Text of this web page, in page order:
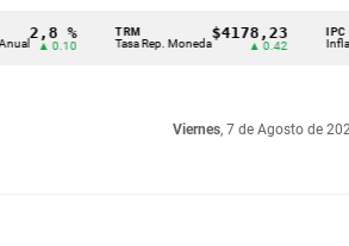
2,8 %
0.10
TRM
Tasa Rep. Moneda
$4178,23
▲ 0.42
IPC
Inflación
Viernes, 7 de Agosto de